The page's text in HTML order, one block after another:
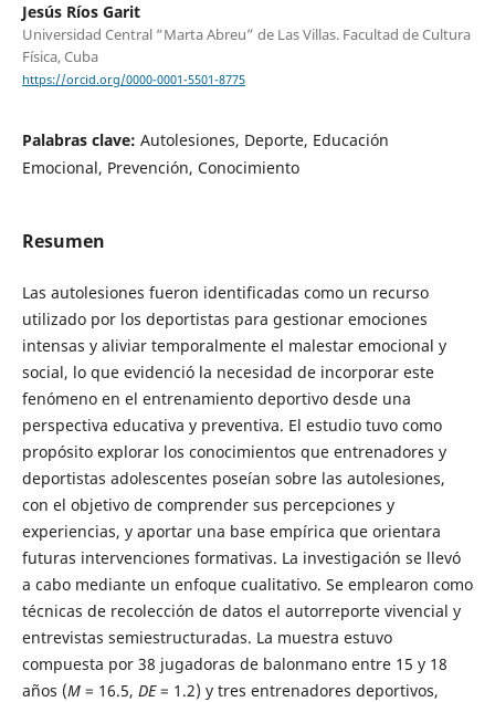
Jesús Ríos Garit
Universidad Central “Marta Abreu” de Las Villas. Facultad de Cultura
Física, Cuba
https://orcid.org/0000-0001-5501-8775
Palabras clave: Autolesiones, Deporte, Educación
Emocional, Prevención, Conocimiento
Resumen
Las autolesiones fueron identificadas como un recurso
utilizado por los deportistas para gestionar emociones
intensas y aliviar temporalmente el malestar emocional y
social, lo que evidenció la necesidad de incorporar este
fenómeno en el entrenamiento deportivo desde una
perspectiva educativa y preventiva. El estudio tuvo como
propósito explorar los conocimientos que entrenadores y
deportistas adolescentes poseían sobre las autolesiones,
con el objetivo de comprender sus percepciones y
experiencias, y aportar una base empírica que orientara
futuras intervenciones formativas. La investigación se llevó
a cabo mediante un enfoque cualitativo. Se emplearon como
técnicas de recolección de datos el autorreporte vivencial y
entrevistas semiestructuradas. La muestra estuvo
compuesta por 38 jugadoras de balonmano entre 15 y 18
años (M= 16.5, DE= 1.2) y tres entrenadores deportivos,